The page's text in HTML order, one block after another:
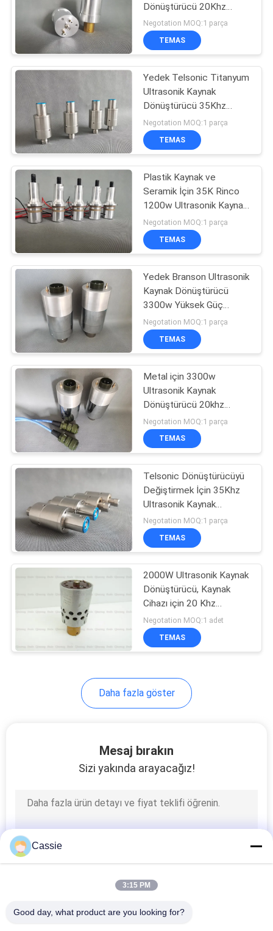
ET
SITE
HARITASI
GIZLILIK
POLITIKASI
Ultrasonik
Sonokimya
Ekipmanı
Ultrasonik Erime
İşlemleri
33
Ultrasonik Yardımlı
İşleme
10
Ultrasonik İşleme
Ekipmanları
ultrasonik plastik
kaynak makinası
Ultrasonik dikiş
Ultrasonik kesme
makinası
Dönüştürücü 20Khz
Değiştirin
Negotation MOQ:1 parça
TEMAS
Yedek Telsonic Titanyum
Ultrasonik Kaynak
Dönüştürücü 35Khz
1200w
Negotation MOQ:1 parça
TEMAS
Plastik Kaynak ve
Seramik İçin 35K Rinco
1200w Ultrasonik Kaynak
Dönüştürücü
Negotation MOQ:1 parça
TEMAS
Yedek Branson Ultrasonik
Kaynak Dönüştürücü
3300w Yüksek Güç
20Khz
Negotation MOQ:1 parça
TEMAS
Metal için 3300w
Ultrasonik Kaynak
Dönüştürücü 20khz
Frekans
Negotation MOQ:1 parça
TEMAS
Telsonic Dönüştürücüyü
Değiştirmek İçin 35Khz
Ultrasonik Kaynak
Dönüştürücü
Negotation MOQ:1 parça
TEMAS
2000W Ultrasonik Kaynak
Dönüştürücü, Kaynak
Cihazı için 20 Khz
Ultrasonik Dönüştürücü
Negotation MOQ:1 adet
TEMAS
Daha fazla göster
Mesaj bırakın
Sizi yakında arayacağız!
Cassie
3:15 PM
Good day, what product are you looking for?